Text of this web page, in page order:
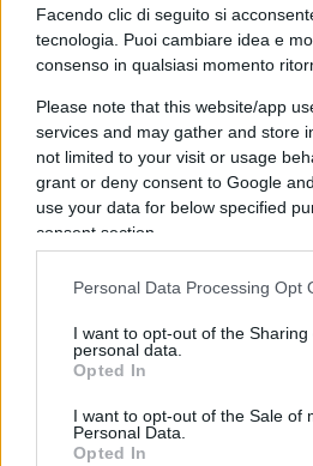
Facendo clic di seguito si
tecnologia. Puoi cambiare idea e
consenso in qualsiasi momento
Please note that this website/app
services and may gather and store
not limited to your visit or usage
grant or deny consent to Google
use your data for below specified
consent section.
Personal Data Processing Opt
I want to opt-out of the Sharing
personal data.
Opted In
I want to opt-out of the Sale of
Personal Data.
Opted In
ragazza – Lei non ha spazio
per parlare qua”.
I contestatori hanno cercato
alla sala del dibattito,
per battere contro porte e
da slogan come: “Tanti
stati fatti entrare! Fuori i
dell’ordine in borghese, che
calmare gli spiriti e
potesse avere luogo.
iniziali, l’evento è riuscito a